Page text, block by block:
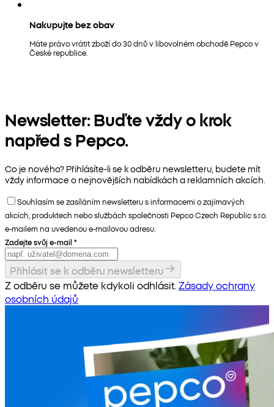
Nakupujte bez obav
Máte právo vrátit zboží do 30 dnů v libovolném obchodě Pepco v
České republice.
Newsletter: Buďte vždy o krok
napřed s Pepco.
Co je nového? Přihlásíte-li se k odběru newsletteru, budete mít
vždy informace o nejnovějších nabídkách a reklamních akcích.
Souhlasím se zasíláním newsletteru s informacemi o zajímavých
akcích, produktech nebo službách společnosti Pepco Czech Republic s.r.o.
e-mailem na uvedenou e-mailovou adresu.
Zadejte svůj e-mail *
Přihlásit se k odběru newsletteru
Z odběru se můžete kdykoli odhlásit. Zásady ochrany
osobních údajů